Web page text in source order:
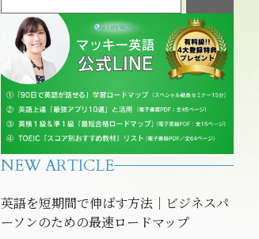
NEW ARTICLE
英語を短期間で伸ばす方法｜ビジネスパ
ーソンのための最速ロードマップ